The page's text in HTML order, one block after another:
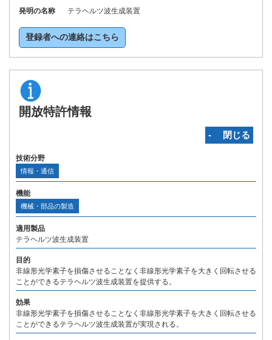
発明の名称
テラヘルツ波生成装置
登録者への連絡はこちら
開放特許情報
‐ 閉じる
技術分野
情報・通信
機能
機械・部品の製造
適用製品
テラヘルツ波生成装置
目的
非線形光学素子を損傷させることなく非線形光学素子を大きく回転させる
ことができるテラヘルツ波生成装置を提供する。
効果
非線形光学素子を損傷させることなく非線形光学素子を大きく回転させる
ことができるテラヘルツ波生成装置が実現される。